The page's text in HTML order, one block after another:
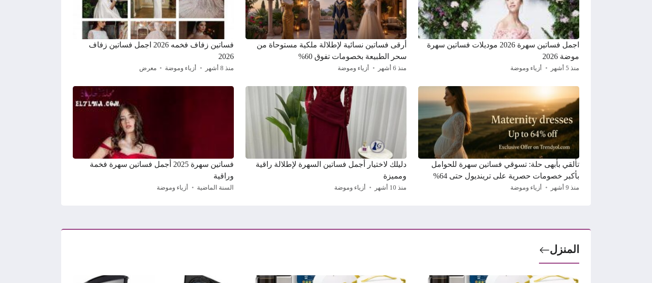
اجمل فساتين سهرة 2026 موديلات فساتين سهرة
موضة 2026
منذ 5 أشهر أزياء وموضة
أرقى فساتين نسائية لإطلالة ملكية مستوحاة من
سحر الطبيعة بخصومات تفوق 60%
منذ 6 أشهر أزياء وموضة
فساتين زفاف فخمه 2026 اجمل فساتين زفاف
2026
منذ 8 أشهر أزياء وموضة معرض
تألقي بأبهى حلة: تسوقي فساتين سهرة للحوامل
بأكبر خصومات حصرية على ترينديول حتى 64%
منذ 9 أشهر أزياء وموضة
دليلك لاختيار أجمل فساتين السهرة لإطلالة راقية
ومميزة
منذ 10 أشهر أزياء وموضة
فساتين سهرة 2025 أجمل فساتين سهرة فخمة
وراقية
السنة الماضية أزياء وموضة
المنزل